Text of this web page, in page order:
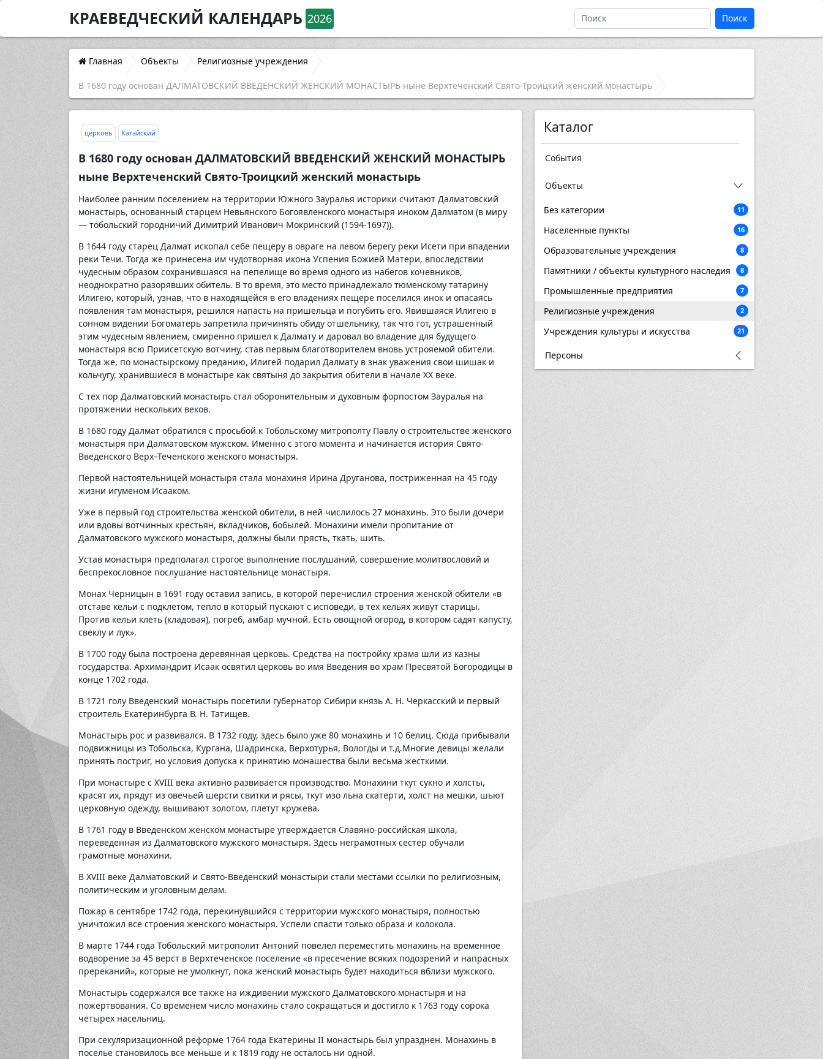
КРАЕВЕДЧЕСКИЙ КАЛЕНДАРЬ 2026 Поиск
Главная Объекты Религиозные учреждения
В 1680 году основан ДАЛМАТОВСКИЙ ВВЕДЕНСКИЙ ЖЕНСКИЙ МОНАСТЫРЬ ныне Верхтеченский Свято-Троицкий женский монастырь
церковь Катайский
В 1680 году основан ДАЛМАТОВСКИЙ ВВЕДЕНСКИЙ ЖЕНСКИЙ МОНАСТЫРЬ
ныне Верхтеченский Свято-Троицкий женский монастырь
Наиболее ранним поселением на территории Южного Зауралья историки считают Далматовский
монастырь, основанный старцем Невьянского Богоявленского монастыря иноком Далматом (в миру
— тобольский городничий Димитрий Иванович Мокринский (1594-1697)).
В 1644 году старец Далмат ископал себе пещеру в овраге на левом берегу реки Исети при впадении
реки Течи. Тогда же принесена им чудотворная икона Успения Божией Матери, впоследствии
чудесным образом сохранившаяся на пепелище во время одного из набегов кочевников,
неоднократно разорявших обитель. В то время, это место принадлежало тюменскому татарину
Илигею, который, узнав, что в находящейся в его владениях пещере поселился инок и опасаясь
появления там монастыря, решился напасть на пришельца и погубить его. Явившаяся Илигею в
сонном видении Богоматерь запретила причинять обиду отшельнику, так что тот, устрашенный
этим чудесным явлением, смиренно пришел к Далмату и даровал во владение для будущего
монастыря всю Приисетскую вотчину, став первым благотворителем вновь устрояемой обители.
Тогда же, по монастырскому преданию, Илигей подарил Далмату в знак уважения свои шишак и
кольчугу, хранившиеся в монастыре как святыня до закрытия обители в начале ХХ веке.
С тех пор Далматовский монастырь стал оборонительным и духовным форпостом Зауралья на
протяжении нескольких веков.
В 1680 году Далмат обратился с просьбой к Тобольскому митрополту Павлу о строительстве женского
монастыря при Далматовском мужском. Именно с этого момента и начинается история Свято-
Введенского Верх–Теченского женского монастыря.
Первой настоятельницей монастыря стала монахиня Ирина Друганова, постриженная на 45 году
жизни игуменом Исааком.
Уже в первый год строительства женской обители, в ней числилось 27 монахинь. Это были дочери
или вдовы вотчинных крестьян, вкладчиков, бобылей. Монахини имели пропитание от
Далматовского мужского монастыря, должны были прясть, ткать, шить.
Устав монастыря предполагал строгое выполнение послушаний, совершение молитвословий и
беспрекословное послушание настоятельнице монастыря.
Монах Черницын в 1691 году оставил запись, в которой перечислил строения женской обители «в
отставе кельи с подклетом, тепло в который пускают с исповеди, в тех кельях живут старицы.
Против кельи клеть (кладовая), погреб, амбар мучной. Есть овощной огород, в котором садят капусту,
свеклу и лук».
В 1700 году была построена деревянная церковь. Средства на постройку храма шли из казны
государства. Архимандрит Исаак освятил церковь во имя Введения во храм Пресвятой Богородицы в
конце 1702 года.
В 1721 голу Введенский монастырь посетили губернатор Сибири князь А. Н. Черкасский и первый
строитель Екатеринбурга В. Н. Татищев.
Монастырь рос и развивался. В 1732 году, здесь было уже 80 монахинь и 10 белиц. Сюда прибывали
подвижницы из Тобольска, Кургана, Шадринска, Верхотурья, Вологды и т.д.Многие девицы желали
принять постриг, но условия допуска к принятию монашества были весьма жесткими.
При монастыре с XVIII века активно развивается производство. Монахини ткут сукно и холсты,
красят их, прядут из овечьей шерсти свитки и рясы, ткут изо льна скатерти, холст на мешки, шьют
церковную одежду, вышивают золотом, плетут кружева.
В 1761 году в Введенском женском монастыре утверждается Славяно-российская школа,
переведенная из Далматовского мужского монастыря. Здесь неграмотных сестер обучали
грамотные монахини.
В XVIII веке Далматовский и Свято-Введенский монастыри стали местами ссылки по религиозным,
политическим и уголовным делам.
Пожар в сентябре 1742 года, перекинувшийся с территории мужского монастыря, полностью
уничтожил все строения женского монастыря. Успели спасти только образа и колокола.
В марте 1744 года Тобольский митрополит Антоний повелел переместить монахинь на временное
водворение за 45 верст в Верхтеченское поселение «в пресечение всяких подозрений и напрасных
пререканий», которые не умолкнут, пока женский монастырь будет находиться вблизи мужского.
Монастырь содержался все также на иждивении мужского Далматовского монастыря и на
пожертвования. Со временем число монахинь стало сокращаться и достигло к 1763 году сорока
четырех насельниц.
При секуляризационной реформе 1764 года Екатерины II монастырь был упразднен. Монахинь в
поселье становилось все меньше и к 1819 году не осталось ни одной.
Каталог
События
Объекты
Без категории 11
Населенные пункты 16
Образовательные учреждения 8
Памятники / объекты культурного наследия 8
Промышленные предприятия 7
Религиозные учреждения 2
Учреждения культуры и искусства 21
Персоны